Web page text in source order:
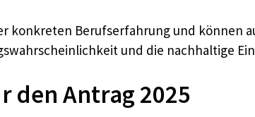
konkreten Berufserfahrung und können
und die nachhaltige
den Antrag 2025